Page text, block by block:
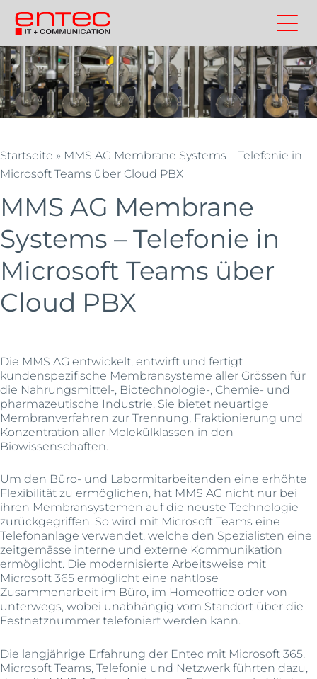
Zum
Inhalt
springen
Cloudweb
Entec
AG
|
Outsourcing
Cloud
Schweiz
Kontakt Suchen
Startseite » MMS AG Membrane Systems – Telefonie in
Microsoft Teams über Cloud PBX
MMS AG Membrane
Systems – Telefonie in
Microsoft Teams über
Cloud PBX
Die MMS AG entwickelt, entwirft und fertigt
kundenspezifische Membransysteme aller Grössen für
die Nahrungsmittel-, Biotechnologie-, Chemie- und
pharmazeutische Industrie. Sie bietet neuartige
Membranverfahren zur Trennung, Fraktionierung und
Konzentration aller Molekülklassen in den
Biowissenschaften.
Um den Büro- und Labormitarbeitenden eine erhöhte
Flexibilität zu ermöglichen, hat MMS AG nicht nur bei
ihren Membransystemen auf die neuste Technologie
zurückgegriffen. So wird mit Microsoft Teams eine
Telefonanlage verwendet, welche den Spezialisten eine
zeitgemässe interne und externe Kommunikation
ermöglicht. Die modernisierte Arbeitsweise mit
Microsoft 365 ermöglicht eine nahtlose
Zusammenarbeit im Büro, im Homeoffice oder von
unterwegs, wobei unabhängig vom Standort über die
Festnetznummer telefoniert werden kann.
Die langjährige Erfahrung der Entec mit Microsoft 365,
Microsoft Teams, Telefonie und Netzwerk führten dazu,